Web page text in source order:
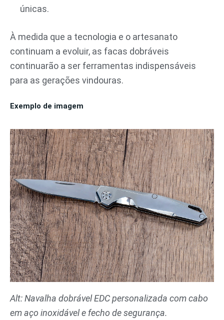
únicas.
À medida que a tecnologia e o artesanato
continuam a evoluir, as facas dobráveis
continuarão a ser ferramentas indispensáveis
para as gerações vindouras.
Exemplo de imagem
Alt: Navalha dobrável EDC personalizada com cabo
em aço inoxidável e fecho de segurança.